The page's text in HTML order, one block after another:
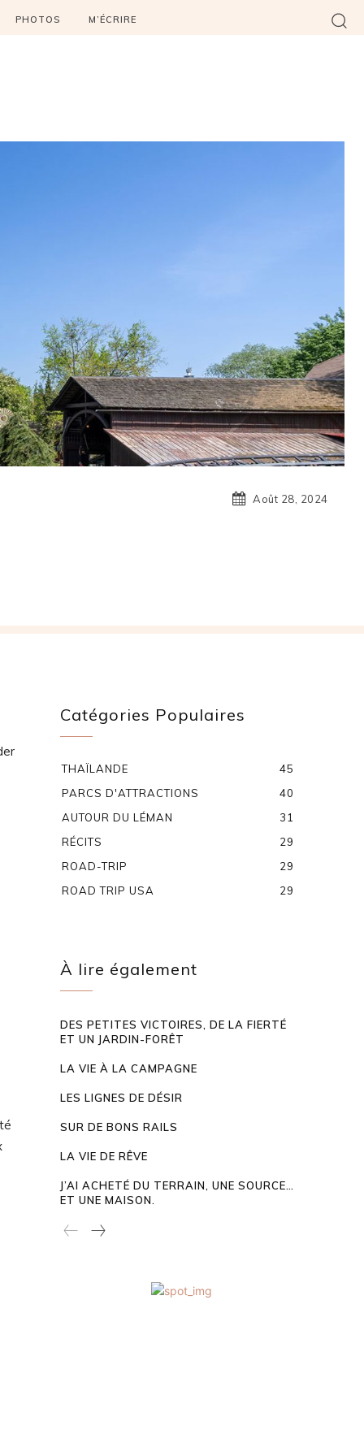
PHOTOS M’ÉCRIRE
Août 28, 2024
Catégories Populaires
THAÏLANDE
45
PARCS D'ATTRACTIONS
40
AUTOUR DU LÉMAN
31
RÉCITS
29
ROAD-TRIP
29
ROAD TRIP USA
29
À lire également
DES PETITES VICTOIRES, DE LA FIERTÉ
ET UN JARDIN-FORÊT
LA VIE À LA CAMPAGNE
LES LIGNES DE DÉSIR
SUR DE BONS RAILS
LA VIE DE RÊVE
J’AI ACHETÉ DU TERRAIN, UNE SOURCE…
ET UNE MAISON.